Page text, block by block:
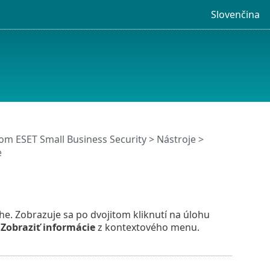
Slovenčina
ESET Small Business Security> Nástroje>
Zobrazuje sa po dvojitom kliknutí na úlohu
Zobraziť informáciez kontextového menu.